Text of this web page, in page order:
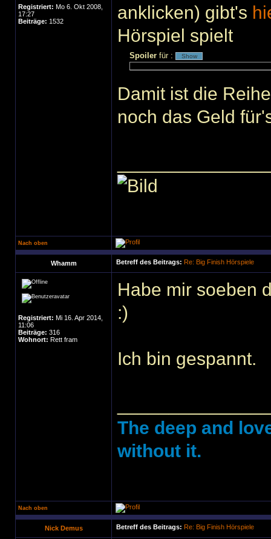
Registriert: Mo 6. Okt 2008,
17:27
Beiträge: 1532
anklicken) gibt's
Hörspiel spielt
Spoiler für :
Damit ist die
noch das Geld
Nach oben
Whamm Betreff des Beitrags: Re: Big Finish Hörspiele
Registriert: Mi 16. Apr 2014,
11:06
Beiträge: 316
Wohnort: Rett fram
Habe mir soeben
:)
Ich bin gespannt.
The deep and
without it.
Nach oben
Nick Demus Betreff des Beitrags: Re: Big Finish Hörspiele